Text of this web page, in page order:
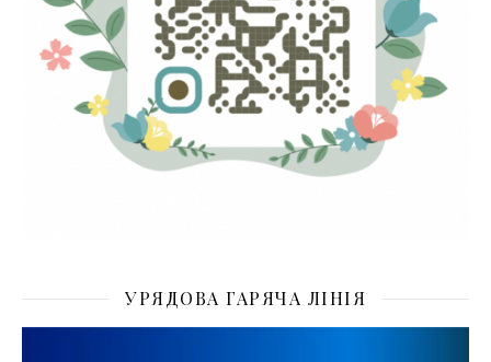
УРЯДОВА ГАРЯЧА ЛІНІЯ